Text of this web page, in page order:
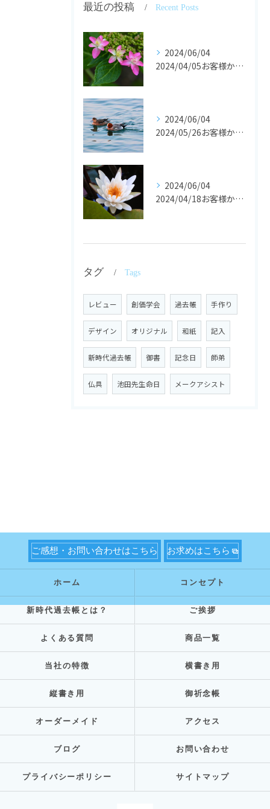
最近の投稿 Recent Posts
2024/06/04
2024/04/05お客様からの声です。
2024/06/04
2024/05/26お客様からの声です。
2024/06/04
2024/04/18お客様からの声
タグ Tags
レビュー 創価学会 過去帳 手作り
デザイン オリジナル 和紙 記入
新時代過去帳 御書 記念日 師弟
仏具 池田先生命日 メークアシスト
ご感想・お問い合わせはこちら お求めはこちら
ホーム コンセプト
新時代過去帳とは？ ご挨拶
よくある質問 商品一覧
当社の特徴 横書き用
縦書き用 御祈念帳
オーダーメイド アクセス
ブログ お問い合わせ
プライバシーポリシー サイトマップ